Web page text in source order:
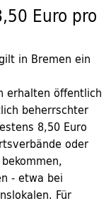
Euro pro
in Bremen ein
erhalten öffentlich
beherrschter
8,50 Euro
oder
- etwa bei
Für